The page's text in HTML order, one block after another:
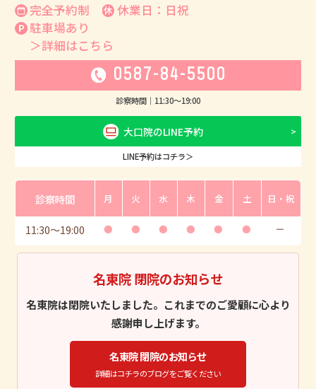
完全予約制
休業日：日祝
駐車場あり
＞詳細はこちら
0587-84-5500
診察時間｜ 11:30〜19:00
大口院のLINE予約
LINE予約はコチラ＞
診察時間 月 火 水 木 金 土 日・祝
11:30〜19:00 ● ● ● ● ● ● ー
名東院 閉院のお知らせ
名東院は閉院いたしました。これまでのご愛顧に心より
感謝申し上げます。
名東院 閉院のお知らせ
詳細はコチラのブログをご覧ください